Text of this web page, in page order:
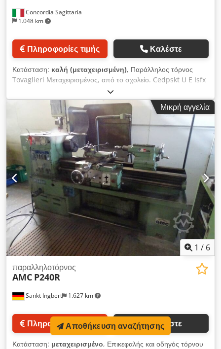
Concordia Sagittaria
1.048 km
Πληροφορίες τιμής Καλέστε
Κατάσταση: καλή (μεταχειρισμένη), Παράλληλος τόρνος
Tovaglieri Μεταχειρισμένος, από το σχολείο. Cedpskt U E Isfx
Abtorf Πολύ καλή κατάσταση. Ύψος κέντρων : mm 180.
Απόσταση μεταξύ των κέντρων : mm 700. Πέρασμα ράβδου:
mm 45 Παρεχόμενα εξαρτήματα Αρ. 4 διαθέσιμα εκτός από τα
Μικρή αγγελία
1 / 6
Sankt Ingbert 1.627 km
παραλληλοτόρνος
AMC P240R
Πληροφορίες τιμής Καλέστε
Κατάσταση: μεταχειρισμένο, Επικεφαλής και οδηγός τόρνου
Αποθήκευση αναζήτησης